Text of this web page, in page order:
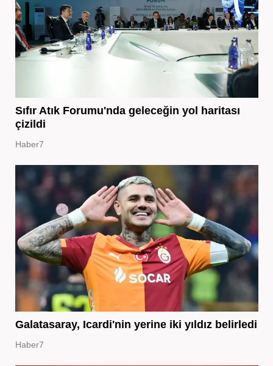
Sıfır Atık Forumu'nda geleceğin yol haritası
çizildi
Haber7
Galatasaray, Icardi'nin yerine iki yıldız belirledi
Haber7